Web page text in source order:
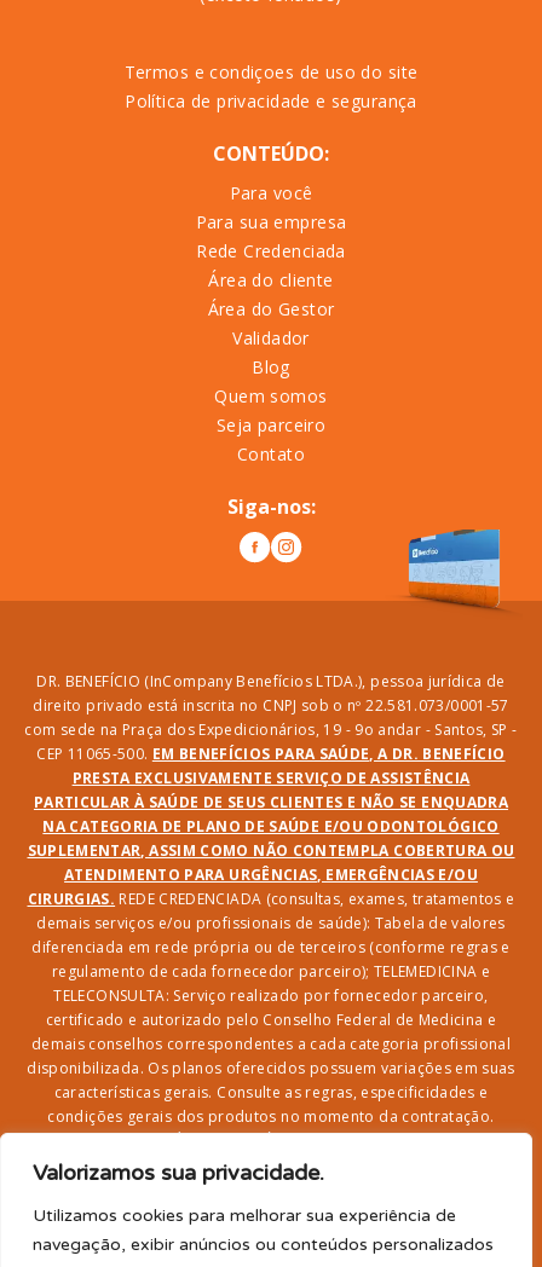
Valorizamos sua privacidade.
Utilizamos cookies para melhorar sua experiência de
navegação, exibir anúncios ou conteúdos personalizados
Termos e condiçoes de uso do site
Política de privacidade e segurança
CONTEÚDO:
Para você
Para sua empresa
Rede Credenciada
Área do cliente
Área do Gestor
Validador
Blog
Quem somos
Seja parceiro
Contato
Siga-nos:
DR. BENEFÍCIO (InCompany Benefícios LTDA.), pessoa jurídica de
direito privado está inscrita no CNPJ sob o nº 22.581.073/0001-57
com sede na Praça dos Expedicionários, 19 - 9o andar - Santos, SP -
CEP 11065-500. EM BENEFÍCIOS PARA SAÚDE, A DR. BENEFÍCIO
PRESTA EXCLUSIVAMENTE SERVIÇO DE ASSISTÊNCIA
PARTICULAR À SAÚDE DE SEUS CLIENTES E NÃO SE ENQUADRA
NA CATEGORIA DE PLANO DE SAÚDE E/OU ODONTOLÓGICO
SUPLEMENTAR, ASSIM COMO NÃO CONTEMPLA COBERTURA OU
ATENDIMENTO PARA URGÊNCIAS, EMERGÊNCIAS E/OU
CIRURGIAS. REDE CREDENCIADA (consultas, exames, tratamentos e
demais serviços e/ou profissionais de saúde): Tabela de valores
diferenciada em rede própria ou de terceiros (conforme regras e
regulamento de cada fornecedor parceiro); TELEMEDICINA e
TELECONSULTA: Serviço realizado por fornecedor parceiro,
certificado e autorizado pelo Conselho Federal de Medicina e
demais conselhos correspondentes a cada categoria profissional
disponibilizada. Os planos oferecidos possuem variações em suas
características gerais. Consulte as regras, especificidades e
condições gerais dos produtos no momento da contratação.
serviços na rede credenciada;SEGURO DE VIDA, ACIDENTES
PESSOAIS, ASSISTÊNCIA FUNERAL 24H, ASSISTÊNCIA
RESIDENCIAL E SORTEIO: Produto com registro SUSEP
garantido pela SEGUROS SURA (CNPJ sob o nº